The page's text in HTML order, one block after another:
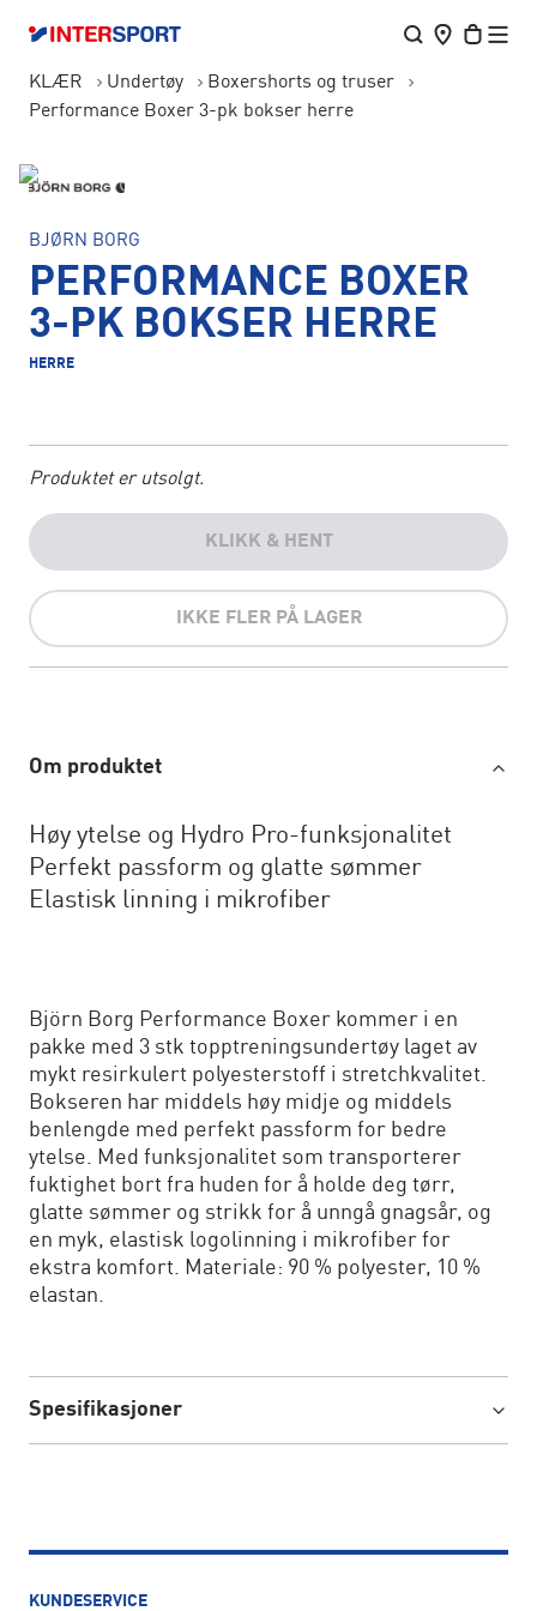
KLÆR Undertøy
Boxershorts og truser
Performance Boxer 3-pk bokser herre
BJØRN BORG
PERFORMANCE BOXER
3-PK BOKSER HERRE
HERRE
Produktet er utsolgt.
KLIKK & HENT
IKKE FLER PÅ LAGER
Om produktet
Høy ytelse og Hydro Pro-funksjonalitet
Perfekt passform og glatte sømmer
Elastisk linning i mikrofiber
Björn Borg Performance Boxer kommer i en
pakke med 3 stk topptreningsundertøy laget av
mykt resirkulert polyesterstoff i stretchkvalitet.
Bokseren har middels høy midje og middels
benlengde med perfekt passform for bedre
ytelse. Med funksjonalitet som transporterer
fuktighet bort fra huden for å holde deg tørr,
glatte sømmer og strikk for å unngå gnagsår, og
en myk, elastisk logolinning i mikrofiber for
ekstra komfort. Materiale: 90 % polyester, 10 %
elastan.
Spesifikasjoner
KUNDESERVICE